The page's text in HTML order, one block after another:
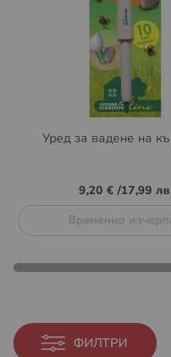
Уред за вадене на
9,20 €/17,99
Временно
ФИЛТРИ